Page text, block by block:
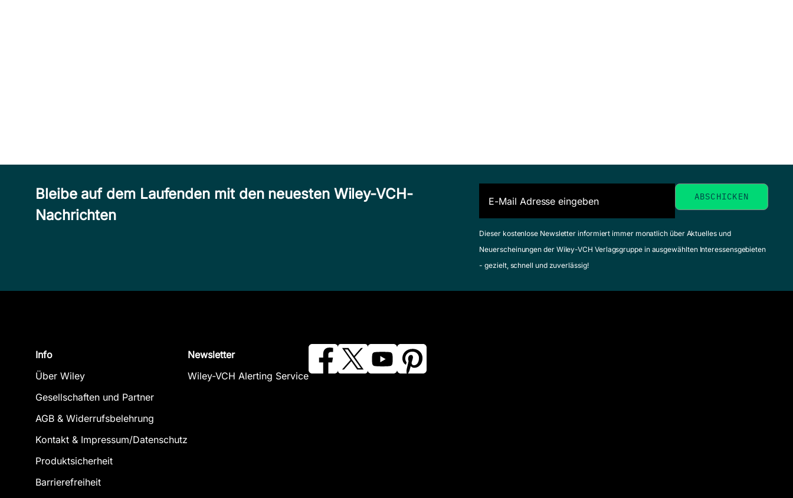
Bleibe auf dem Laufenden mit den neuesten Wiley-VCH-
Nachrichten
Dieser kostenlose Newsletter informiert immer monatlich über Aktuelles und
Neuerscheinungen der Wiley-VCH Verlagsgruppe in ausgewählten Interessensgebieten
- gezielt, schnell und zuverlässig!
Info
Über Wiley
Gesellschaften und Partner
AGB & Widerrufsbelehrung
Kontakt & Impressum/Datenschutz
Produktsicherheit
Barrierefreiheit
Newsletter
Wiley-VCH Alerting Service